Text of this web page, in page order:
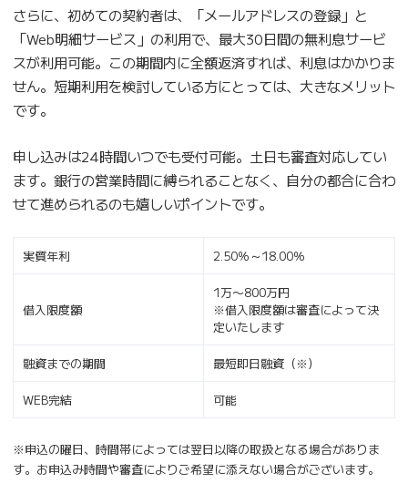
さらに、初めての契約者は、「メールアドレスの登録」と
「Web明細サービス」の利用で、最大30日間の無利息サービ
スが利用可能。この期間内に全額返済すれば、利息はかかりま
せん。短期利用を検討している方にとっては、大きなメリット
です。
申し込みは24時間いつでも受付可能。土日も審査対応してい
ます。銀行の営業時間に縛られることなく、自分の都合に合わ
せて進められるのも嬉しいポイントです。
実質年利 2.50％～18.00％
借入限度額
1万〜800万円
※借入限度額は審査によって決
定いたします
融資までの期間 最短即日融資（※）
WEB完結 可能
※申込の曜日、時間帯によっては翌日以降の取扱となる場合がありま
す。お申込み時間や審査によりご希望に添えない場合がございます。